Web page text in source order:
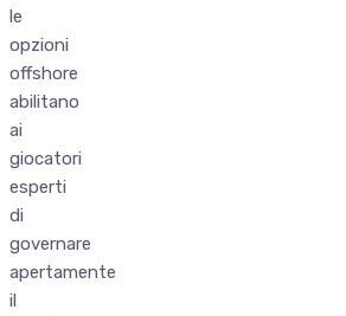
le
opzioni
offshore
abilitano
ai
giocatori
esperti
di
governare
apertamente
il